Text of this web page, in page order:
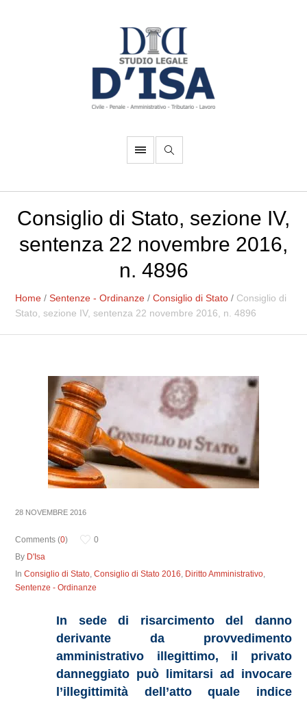
Consiglio di Stato, sezione IV,
sentenza 22 novembre 2016,
n. 4896
Home /Sentenze - Ordinanze /Consiglio di Stato / Consiglio di
Stato, sezione IV, sentenza 22 novembre 2016, n. 4896
28 NOVEMBRE 2016
Comments (0)
0
By D'Isa
InConsiglio di Stato,Consiglio di Stato 2016, Diritto Amministrativo,
Sentenze - Ordinanze
In sede di risarcimento del danno
derivante da provvedimento
amministrativo illegittimo, il privato
danneggiato può limitarsi ad invocare
l’illegittimità dell’atto quale indice